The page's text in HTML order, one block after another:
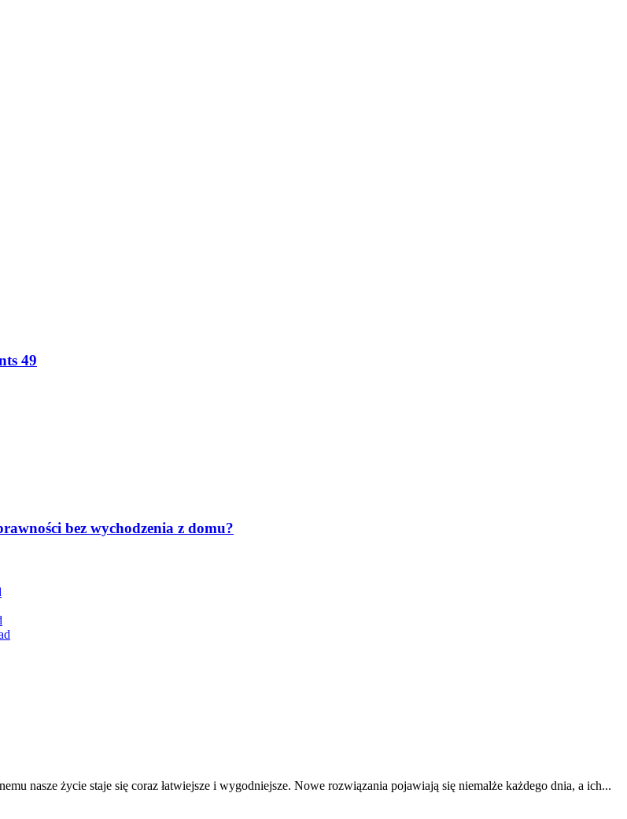
49
bez wychodzenia z domu?
nasze życie staje się coraz łatwiejsze i wygodniejsze. Nowe rozwiązania pojawiają się niemalże każdego dnia, a ich...